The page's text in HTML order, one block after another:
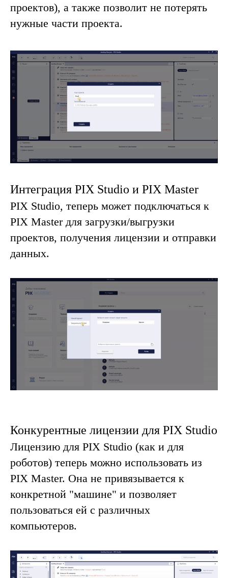
проектов), а также позволит не потерять
нужные части проекта.
Интеграция PIX Studio и PIX Master
PIX Studio, теперь может подключаться к
PIX Master для загрузки/выгрузки
проектов, получения лицензии и отправки
данных.
Конкурентные лицензии для PIX Studio
Лицензию для PIX Studio (как и для
роботов) теперь можно использовать из
PIX Master. Она не привязывается к
конкретной "машине" и позволяет
пользоваться ей с различных
компьютеров.